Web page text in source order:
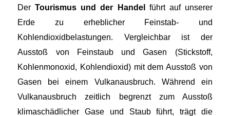
DerTourismus und der Handel
führt auf unserer
Erde zu erheblicher Feinstab- und
Kohlendioxidbelastungen. Vergleichbar ist der
Ausstoß von Feinstaub und Gasen (Stickstoff,
Kohlenmonoxid, Kohlendioxid) mit dem Ausstoß von
Gasen bei einem Vulkanausbruch. Während ein
Vulkanausbruch zeitlich begrenzt zum Ausstoß
klimaschädlicher Gase und Staub führt, trägt die